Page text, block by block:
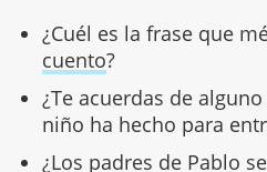
¿Cuél es la frase que
cuento?
¿Te acuerdas de
niño ha hecho para
¿Los padres de Pablo